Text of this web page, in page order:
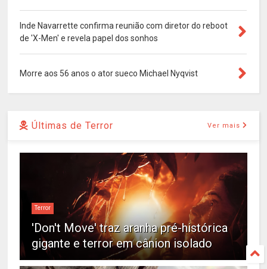
Inde Navarrette confirma reunião com diretor do reboot
de 'X-Men' e revela papel dos sonhos
Morre aos 56 anos o ator sueco Michael Nyqvist
Últimas de Terror Ver mais
Terror
'Don't Move' traz aranha pré-histórica
gigante e terror em cânion isolado